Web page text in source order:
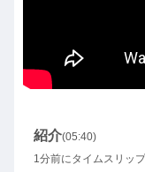
紹介(05:40)
1分前にタイムスリッ